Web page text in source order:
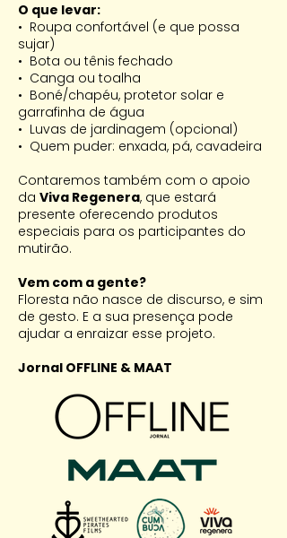
O que levar:
•⁠ ⁠Roupa confortável (e que possa
sujar)
•⁠ ⁠Bota ou tênis fechado
•⁠ ⁠Canga ou toalha
•⁠ ⁠Boné/chapéu, protetor solar e
garrafinha de água
•⁠ ⁠Luvas de jardinagem (opcional)
•⁠ ⁠Quem puder: enxada, pá, cavadeira
Contaremos também com o apoio
da Viva Regenera, que estará
presente oferecendo produtos
especiais para os participantes do
mutirão.
Vem com a gente?
Floresta não nasce de discurso, e sim
de gesto. E a sua presença pode
ajudar a enraizar esse projeto.
Jornal OFFLINE & MAAT